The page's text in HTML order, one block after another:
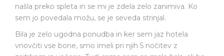
našla preko spleta in se mi je zdela zelo zanimiva. Ko
sem jo povedala možu, se je seveda strinjal.
Bila je zelo ugodna ponudba in ker sem jaz hotela
vnovčiti vse bone, smo imeli pri njih 5 nočitev z